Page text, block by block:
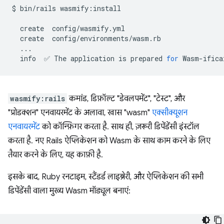
$ bin/rails wasmify:install
create
create
info
✅ The application is prepared for
wasmify:rails कमांड, डिफ़ॉल्ट "डेवलपमेंट", "टेस्ट", और
"प्रोडक्शन" एनवायरमेंट के अलावा, खास "wasm" एक्सीक्यूशन
एनवायरमेंटको कॉन्फ़िगर करता है. साथ ही, ज़रूरी डिपेंडेंसी इंस्टॉल
करता है. नए Rails ऐप्लिकेशन को Wasm के साथ काम करने के लिए
तैयार करने के लिए, यह काफ़ी है.
इसके बाद, Ruby रनटाइम, स्टैंडर्ड लाइब्रेरी, और ऐप्लिकेशन की सभी
डिपेंडेंसी वाला मुख्य Wasm मॉड्यूल बनाएं: